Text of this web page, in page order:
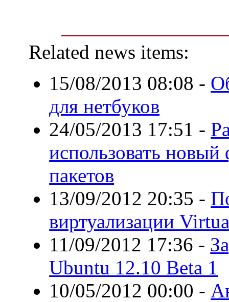
Related news items:
15/08/2013 08:08 -
для нетбуков
24/05/2013 17:51 -
использовать
пакетов
13/09/2012 20:35 -
виртуализации
11/09/2012 17:36 -
Ubuntu 12.10 Beta 1
10/05/2012 00:00 -